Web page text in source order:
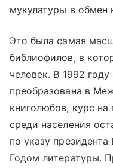
мукулатуры в обмен
Это была самая
библиофилов, в
человек. В 1992
преобразована в
книголюбов, курс
среди населения
по указу
Годом литературы.